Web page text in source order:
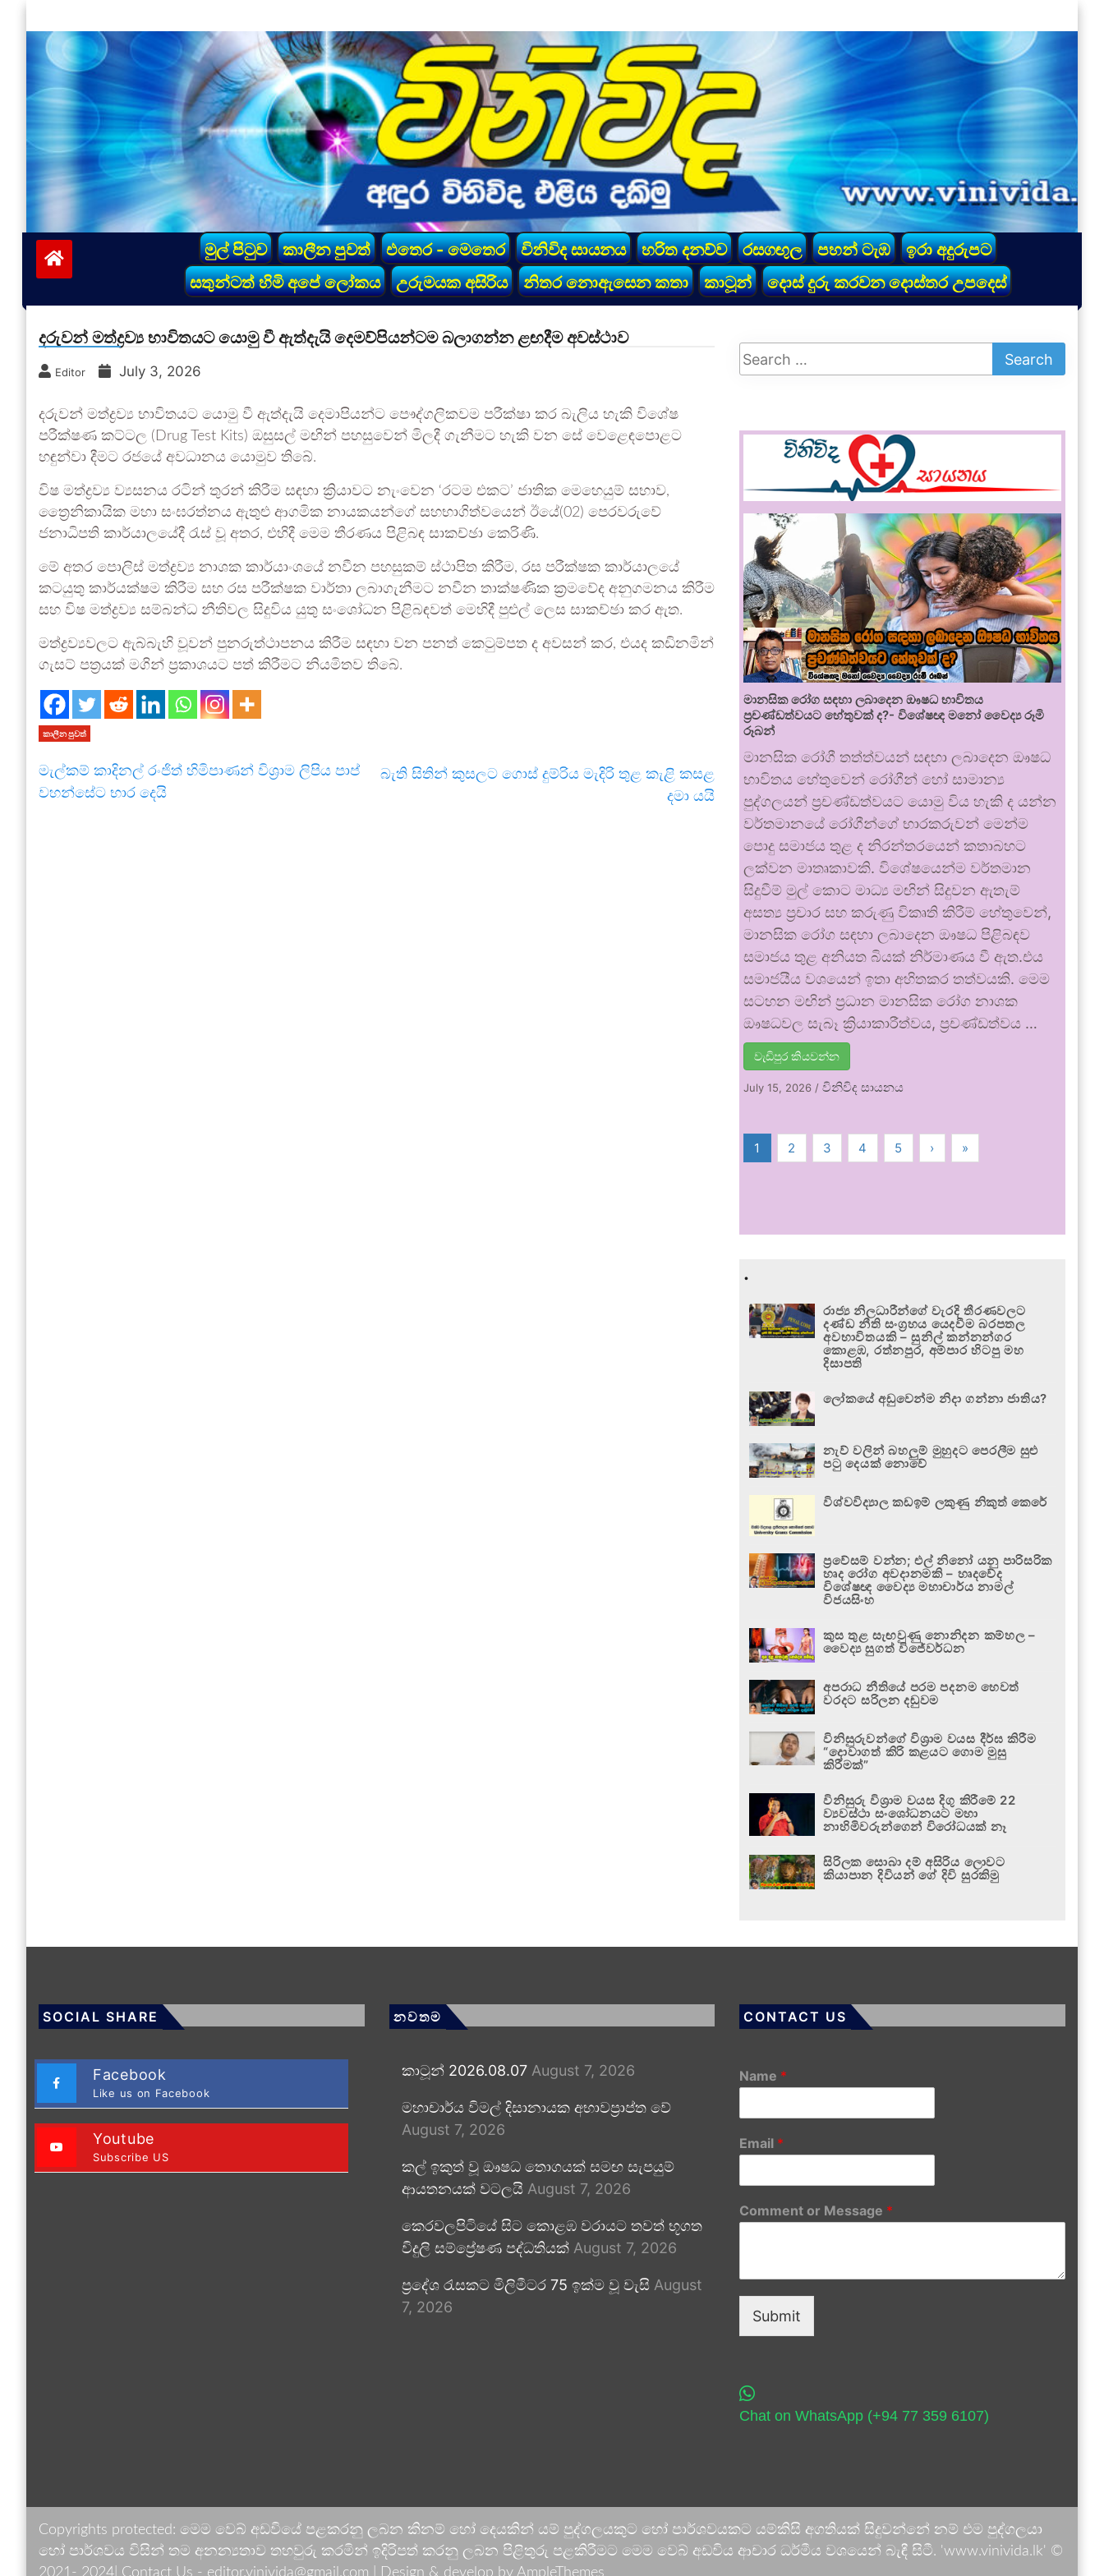
to
content
vinivida.lk
මුල් පිටුව කාලීන පුවත් එතෙර - මෙතෙර විනිවිද සායනය හරිත දනව්ව රසගඟුල පහන් ටැඹ
ඉරා අදුරුපට
සතුන්ටත් හිමි අපේ ලෝකය
උරුමයක අසිරිය නිතර නොඇසෙන කතා කාටූන් දොස් දුරු කරවන දොස්තර උපදෙස්
දරුවන් මත්ද්‍රව්‍ය භාවිතයට යොමු වී ඇත්දැයි දෙමව්පියන්ටම බලාගන්න ළඟදීම අවස්ථාව
Editor July 3, 2026
දරුවන් මත්ද්‍රව්‍ය භාවිතයට යොමු වී ඇත්දැයි දෙමාපියන්ට පෞද්ගලිකවම පරීක්ෂා කර බැලිය හැකි විශේෂ
පරීක්ෂණ කට්ටල (Drug Test Kits) ඔසුසල් මඟින් පහසුවෙන් මිලදී ගැනීමට හැකි වන සේ වෙළෙඳපොළට
හඳුන්වා දීමට රජයේ අවධානය යොමුව තිබේ.
විෂ මත්ද්‍රව්‍ය ව්‍යසනය රටින් තුරන් කිරීම සඳහා ක්‍රියාවට නැංවෙන ‘රටම එකට’ ජාතික මෙහෙයුම් සභාව,
ත්‍රෛනිකායික මහා සංඝරත්නය ඇතුළු ආගමික නායකයන්ගේ සහභාගිත්වයෙන් ඊයේ(02) පෙරවරුවේ
ජනාධිපති කාර්යාලයේදී රැස් වූ අතර, එහිදී මෙම තීරණය පිළිබඳ සාකච්ඡා කෙරිණි.
මේ අතර පොලිස් මත්ද්‍රව්‍ය නාශක කාර්යාංශයේ නවීන පහසුකම් ස්ථාපිත කිරීම, රස පරීක්ෂක කාර්යාලයේ
කටයුතු කාර්යක්ෂම කිරීම සහ රස පරීක්ෂක වාර්තා ලබාගැනීමට නවීන තාක්ෂණික ක්‍රමවේද අනුගමනය කිරීම
සහ විෂ මත්ද්‍රව්‍ය සම්බන්ධ නීතිවල සිදුවිය යුතු සංශෝධන පිළිබඳවත් මෙහිදී පුළුල් ලෙස සාකච්ඡා කර ඇත.
මත්ද්‍රව්‍යවලට ඇබ්බැහි වූවන් පුනරුත්ථාපනය කිරීම සඳහා වන පනත් කෙටුම්පත ද අවසන් කර, එයද කඩිනමින්
ගැසට් පත්‍රයක් මගින් ප්‍රකාශයට පත් කිරීමට නියමිතව තිබේ.
කාලීන පුවත්
මැල්කම් කාදිනල් රංජිත් හිමිපාණන් විශ්‍රාම ලිපිය පාප්
වහන්සේට භාර දෙයි
බැති සිතින් කුසලට ගොස් දුම්රිය මැදිරි තුළ කැළි කසළ
දමා යයි
මානසික රෝග සඳහා ලබාදෙන ඖෂධ භාවිතය
ප්‍රචණ්ඩත්වයට හේතුවක් ද?- විශේෂඥ මනෝ වෛද්‍ය රූමි
රූබන්
මානසික රෝගී තත්ත්වයන් සඳහා ලබාදෙන ඖෂධ
භාවිතය හේතුවෙන් රෝගීන් හෝ සාමාන්‍ය
පුද්ගලයන් ප්‍රචණ්ඩත්වයට යොමු විය හැකි ද යන්න
වර්තමානයේ රෝගීන්ගේ භාරකරුවන් මෙන්ම
පොදු සමාජය තුළ ද නිරන්තරයෙන් කතාබහට
ලක්වන මාතෘකාවකි. විශේෂයෙන්ම වර්තමාන
සිදුවීම් මුල් කොට මාධ්‍ය මඟින් සිදුවන ඇතැම්
අසත්‍ය ප්‍රචාර සහ කරුණු විකෘති කිරීම් හේතුවෙන්,
මානසික රෝග සඳහා ලබාදෙන ඖෂධ පිළිබඳව
සමාජය තුළ අනියත බියක් නිර්මාණය වී ඇත.එය
සමාජයීය වශයෙන් ඉතා අහිතකර තත්වයකි. මෙම
සටහන මඟින් ප්‍රධාන මානසික රෝග නාශක
ඖෂධවල සැබෑ ක්‍රියාකාරීත්වය, ප්‍රචණ්ඩත්වය …
වැඩිපුර කියවන්න
July 15, 2026 /විනිවිද සායනය
1 2 3 4 5 › »
.
රාජ්‍ය නිලධාරීන්ගේ වැරදි තීරණවලට
දණ්ඩ නීති සංග්‍රහය යෙදවීම බරපතල
අවභාවිතයකි – සුනිල් කන්නන්ගර
කොළඹ, රත්නපුර, අම්පාර හිටපු මහ
දිසාපති
ලෝකයේ අඩුවෙන්ම නිදා ගන්නා ජාතිය?
නැව් වලින් බහලුම් මුහුදට පෙරලීම සුළු
පටු දෙයක් නොවේ
විශ්වවිද්‍යාල කඩඉම් ලකුණු නිකුත් කෙරේ
ප්‍රවේසම් වන්න; එල් නිනෝ යනු පාරිසරික
හෘද රෝග අවදානමකි – හෘදවේද
විශේෂඥ වෛද්‍ය මහාචාර්ය නාමල්
විජයසිංහ
කුස තුළ සැඟවුණු නොනිදන කම්හල –
වෛද්‍ය සුගත් විජේවර්ධන
අපරාධ නීතියේ පරම පදනම හෙවත්
වරදට සරිලන දඬුවම
විනිසුරුවන්ගේ විශ්‍රාම වයස දීර්ඝ කිරීම
“දොවාගත් කිරි කළයට ගොම මුසු
කිරීමක්”
විනිසුරු විශ්‍රාම වයස දිගු කිරීමේ 22
ව්‍යවස්ථා සංශෝධනයට මහා
නාහිමිවරුන්ගෙන් විරෝධයක් නෑ
සිරිලක සොබා දම් අසිරිය ලොවට
කියාපාන දිවියන් ගේ දිවි සුරකිමු
SOCIAL SHARE
Facebook
Like us on Facebook
Youtube
Subscribe US
නවතම
කාටූන් 2026.08.07 August 7, 2026
මහාචාර්ය විමල් දිසානායක අභාවප්‍රාප්ත වේ
August 7, 2026
කල් ඉකුත් වූ ඖෂධ තොගයක් සමඟ සැපයුම්
ආයතනයක් වටලයි August 7, 2026
කෙරවලපිටියේ සිට කොළඹ වරායට තවත් භූගත
විදුලි සම්ප්‍රේෂණ පද්ධතියක් August 7, 2026
ප්‍රදේශ රැසකට මිලිමීටර 75 ඉක්ම වූ වැසි August
7, 2026
CONTACT US
Name *
Email *
Comment or Message *
Submit
Chat on WhatsApp (+94 77 359 6107)
Copyrights protected: මෙම වෙබ් අඩවියේ පළකරනු ලබන කිනම් හෝ දෙයකින් යම් පුද්ගලයකුට හෝ පාර්ශවයකට යම්කිසි අගතියක් සිදුවන්නේ නම් එම පුද්ගලයා
හෝ පාර්ශවය විසින් තම අනන්‍යතාව තහවුරු කරමින් ඉදිරිපත් කරනු ලබන පිළිතුරු පළකිරීමට මෙම වෙබ් අඩවිය ආචාර ධර්මීය වශයෙන් බැඳී සිටී. 'www.vinivida.lk' ©
2021- 2024| Contact Us - editor.vinivida@gmail.com |
Design & develop by AmpleThemes